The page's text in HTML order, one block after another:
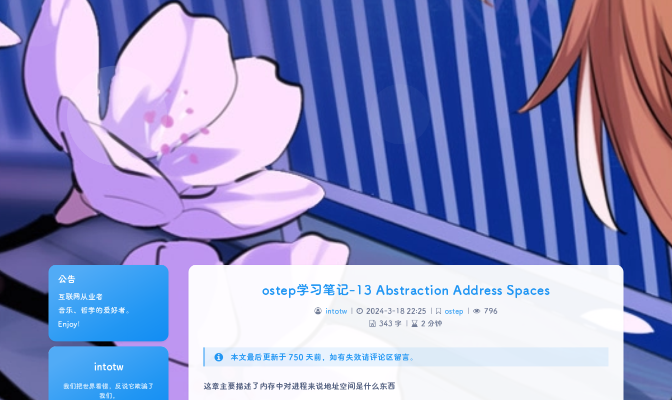
公告
互联网从业者
音乐、哲学的爱好者。
Enjoy!
intotw
我们把世界看错，反说它欺骗了
我们。
ostep学习笔记-13 Abstraction Address Spaces
intotw | 2024-3-18 22:25 | ostep |
796
343 字 | 2 分钟
本文最后更新于 750 天前，如有失效请评论区留言。
这章主要描述了内存中对进程来说地址空间是什么东西